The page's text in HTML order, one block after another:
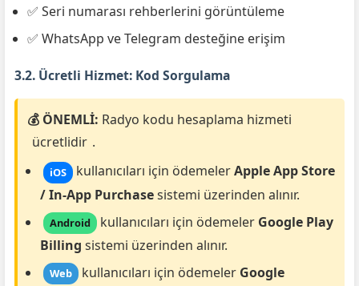
✅ Seri numarası rehberlerini görüntüleme
✅ WhatsApp ve Telegram desteğine erişim
3.2. Ücretli Hizmet: Kod Sorgulama
💰 ÖNEMLİ: Radyo kodu hesaplama hizmeti
ücretlidir .
iOS kullanıcıları için ödemelerApple App Store
/ In-App Purchasesistemi üzerinden alınır.
Android kullanıcıları için ödemeler Google Play
Billing sistemi üzerinden alınır.
Web kullanıcıları için ödemeler Google